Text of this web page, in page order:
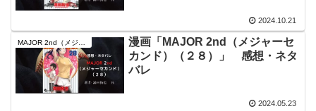
2024.10.21
漫画「MAJOR 2nd（メジャーセ
カンド）（２８）」 感想・ネタ
バレ
2024.05.23